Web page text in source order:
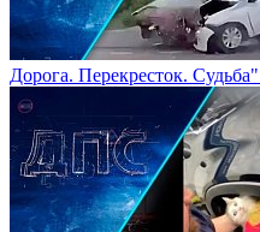
Дорога. Перекресток.